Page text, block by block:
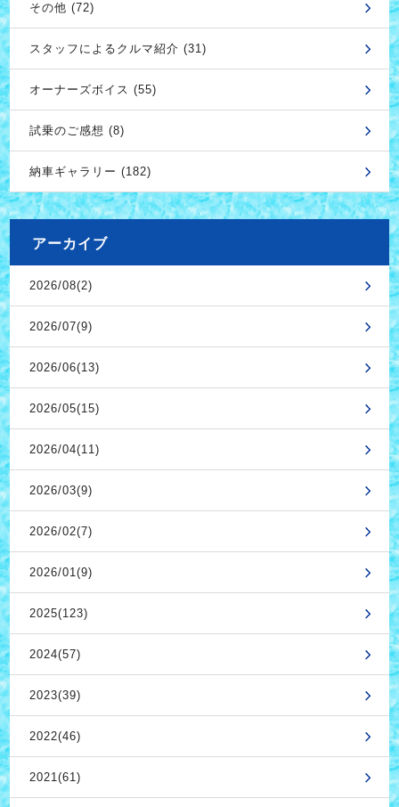
その他 (72)
スタッフによるクルマ紹介 (31)
オーナーズボイス (55)
試乗のご感想 (8)
納車ギャラリー (182)
アーカイブ
2026/08(2)
2026/07(9)
2026/06(13)
2026/05(15)
2026/04(11)
2026/03(9)
2026/02(7)
2026/01(9)
2025(123)
2024(57)
2023(39)
2022(46)
2021(61)